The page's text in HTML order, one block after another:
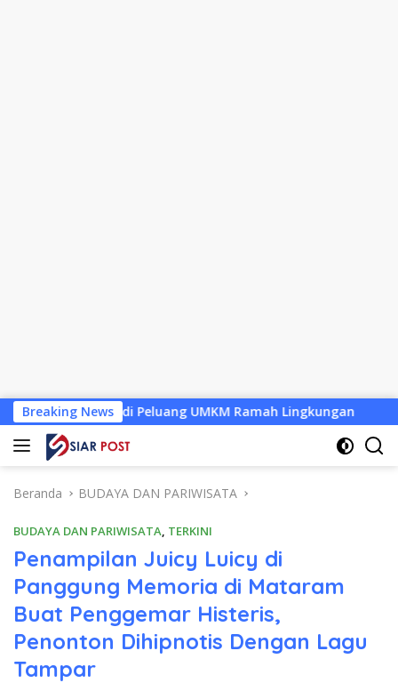
Langsung
ke
konten
Breaking News
Peluang UMKM Ramah Lingkungan Desa Baru
Beranda BUDAYA DAN PARIWISATA
BUDAYA DAN PARIWISATA, TERKINI
Penampilan Juicy Luicy di
Panggung Memoria di Mataram
Buat Penggemar Histeris,
Penonton Dihipnotis Dengan Lagu
Tampar